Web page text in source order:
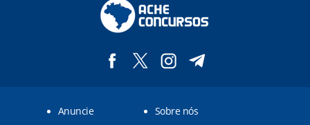
Cocal dos Alves/PI
Anuncie Sobre nós